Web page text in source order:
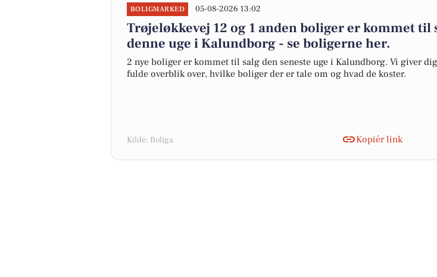
BOLIGMARKED 05-08-2026 13:02
Trøjeløkkevej 12 og 1 anden boliger er kommet til
denne uge i Kalundborg - se boligerne her.
2 nye boliger er kommet til salg den seneste uge i Kalundborg. Vi giver
fulde overblik over, hvilke boliger der er tale om og hvad de koster.
Kilde: Boliga Kopiér link